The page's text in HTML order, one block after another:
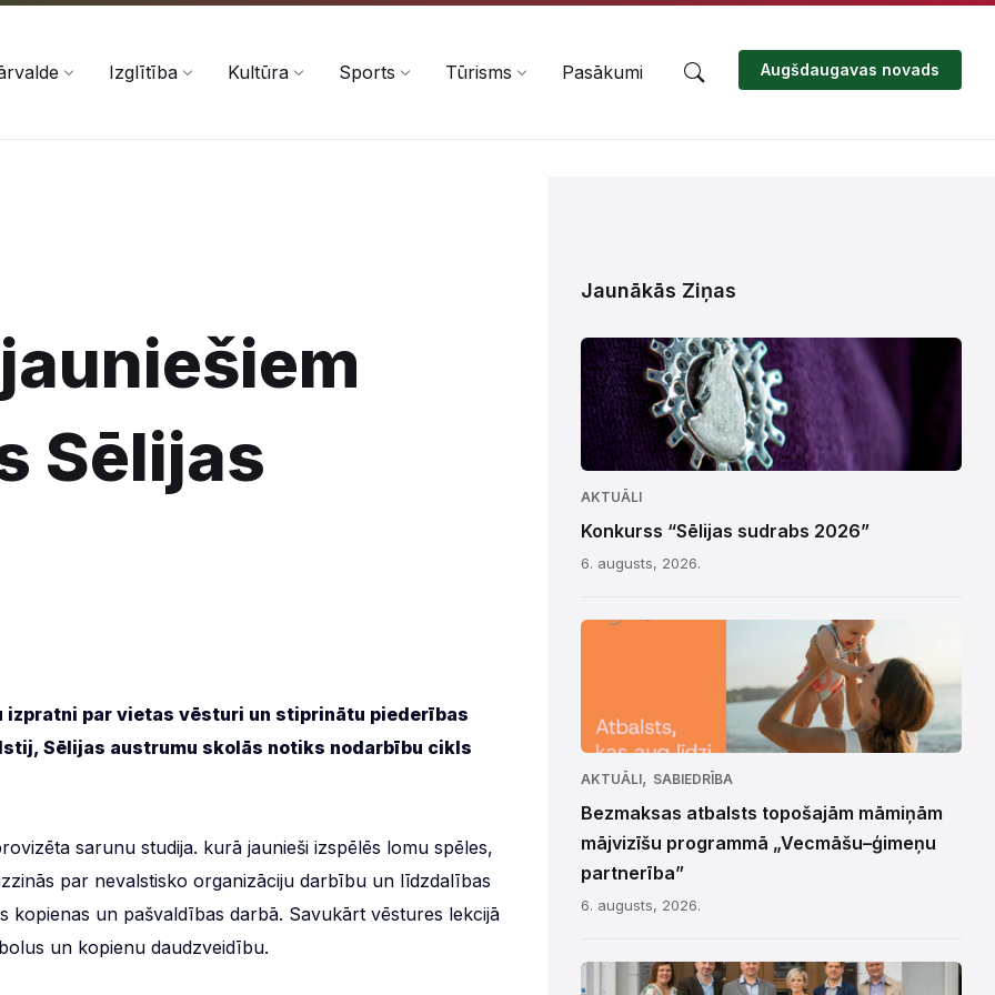
Izglītība Kultūra Sports Tūrisms Pasākumi Augšdaugavas novads
Sēlijas
par vietas vēsturi un stiprinātu piederības
Sēlijas austrumu skolās notiks nodarbību cikls
sarunu studija. kurā jaunieši izspēlēs lomu spēles,
par nevalstisko organizāciju darbību un līdzdalības
kopienas un pašvaldības darbā. Savukārt vēstures lekcijā
un kopienu daudzveidību.
Jaunākās Ziņas
AKTUĀLI
Konkurss “Sēlijas sudrabs 2026”
6. augusts, 2026.
AKTUĀLI, SABIEDRĪBA
Bezmaksas atbalsts topošajām māmiņām
mājvizīšu programmā „Vecmāšu–ģimeņu
partnerība”
6. augusts, 2026.